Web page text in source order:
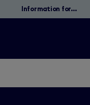
Information for...